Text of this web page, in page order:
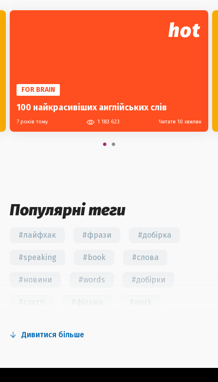
hot
FOR BRAIN
100 найкрасивіших англійських слів
7 років тому 1 183 623 Читати 10 хвилин
Популярні теги
#лайфхак #фрази #добірка
#speaking #book #слова
#новини #words #добірки
#grammar #writing #вправи
Дивитися більше